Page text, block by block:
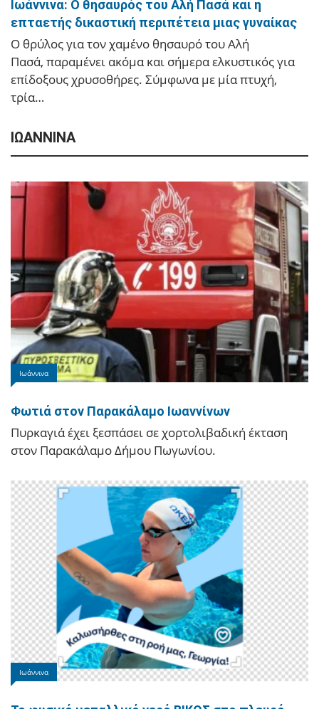
H Μελινα Ασλανιδου για πρωτη φορα στο
Zaravina Festival!
Λιμνη Ζαραβινας, Κυριακη 9 Αυγουστου 21.30
Ιωάννινα
Βανδαλισμοί και εκτεταμένες ζημιές στο 8ο ΓΕΛ
Ιωαννίνων
Σοβαρές ζημιές προκάλεσαν άγνωστοι στο 8ο Γενικό
Λύκειο Ιωαννίνων, στο οποίο εισήλθαν κατά τις
νυχτερινές ώρες της 28ης Ιουλίου.
Άρτα
Ιωάννινα: Ο θησαυρός του Αλή Πασά και η
επταετής δικαστική περιπέτεια μιας γυναίκας
Ο θρύλος για τον χαμένο θησαυρό του Αλή
Πασά, παραμένει ακόμα και σήμερα ελκυστικός για
επίδοξους χρυσοθήρες. Σύμφωνα με μία πτυχή,
τρία…
ΙΩΑΝΝΙΝΑ
Ιωάννινα
Φωτιά στον Παρακάλαμο Ιωαννίνων
Πυρκαγιά έχει ξεσπάσει σε χορτολιβαδική έκταση
στον Παρακάλαμο Δήμου Πωγωνίου.
Ιωάννινα